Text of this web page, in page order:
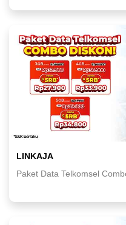
LINKAJA
Paket Data Telkomsel